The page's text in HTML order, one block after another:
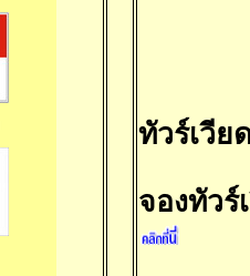
ทัวร์เวี
จองทัว